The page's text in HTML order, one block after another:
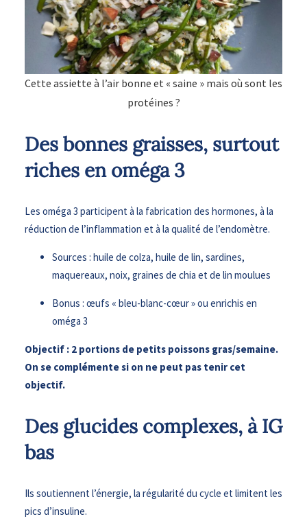
Cette assiette à l’air bonne et « saine » mais où sont les
protéines ?
Des bonnes graisses, surtout
riches en oméga 3
Les oméga 3 participent à la fabrication des hormones, à la
réduction de l’inflammation et à la qualité de l’endomètre.
Sources : huile de colza, huile de lin, sardines,
maquereaux, noix, graines de chia et de lin moulues
Bonus : œufs « bleu-blanc-cœur » ou enrichis en
oméga 3
Objectif : 2 portions de petits poissons gras/semaine.
On se complémente si on ne peut pas tenir cet
objectif.
Des glucides complexes, à IG
bas
Ils soutiennent l’énergie, la régularité du cycle et limitent les
pics d’insuline.